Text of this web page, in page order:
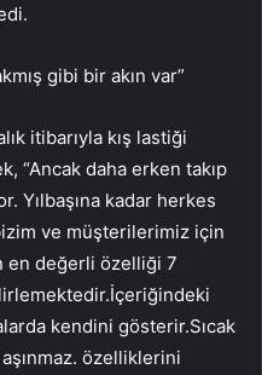
gibi bir akın var”
itibarıyla kış lastiği
“Ancak daha erken takıp
Yılbaşına kadar herkes
ve müşterilerimiz için
en değerli özelliği 7
kendini gösterir.Sıcak
özelliklerini